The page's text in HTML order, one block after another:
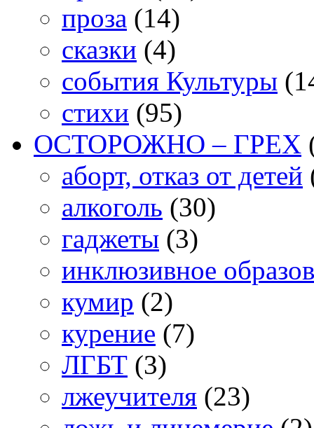
проза (14)
сказки (4)
события Культуры
стихи (95)
ОСТОРОЖНО – ГРЕХ
аборт, отказ от детей
алкоголь (30)
гаджеты (3)
инклюзивное
кумир (2)
курение (7)
ЛГБТ (3)
лжеучителя (23)